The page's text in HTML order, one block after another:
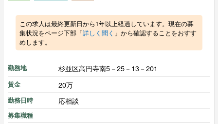
この求人は最終更新日から1年以上経過しています。現在の募
集状況をページ下部「詳しく聞く 」から確認することをおすす
めします。
勤務地 杉並区高円寺南5－25－13－201
賃金 20万
勤務日時 応相談
募集職種